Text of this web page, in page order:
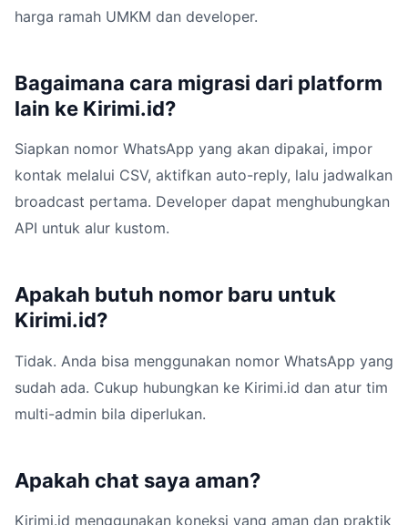
harga ramah UMKM dan developer.
Bagaimana cara migrasi dari platform
lain ke Kirimi.id?
Siapkan nomor WhatsApp yang akan dipakai, impor
kontak melalui CSV, aktifkan auto-reply, lalu jadwalkan
broadcast pertama. Developer dapat menghubungkan
API untuk alur kustom.
Apakah butuh nomor baru untuk
Kirimi.id?
Tidak. Anda bisa menggunakan nomor WhatsApp yang
sudah ada. Cukup hubungkan ke Kirimi.id dan atur tim
multi-admin bila diperlukan.
Apakah chat saya aman?
Kirimi.id menggunakan koneksi yang aman dan praktik